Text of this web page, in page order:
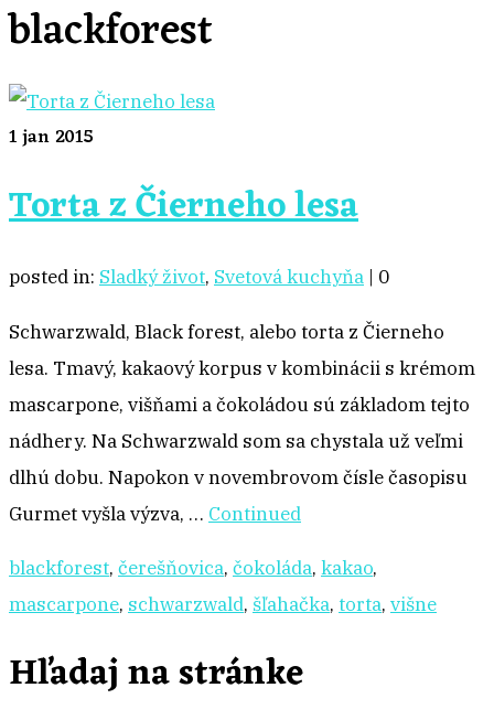
blackforest
1jan 2015
Torta z Čierneho lesa
posted in: Sladký život, Svetová kuchyňa | 0
Schwarzwald, Black forest, alebo torta z Čierneho
lesa. Tmavý, kakaový korpus v kombinácii s krémom
mascarpone, višňami a čokoládou sú základom tejto
nádhery. Na Schwarzwald som sa chystala už veľmi
dlhú dobu. Napokon v novembrovom čísle časopisu
Gurmet vyšla výzva, … Continued
blackforest, čerešňovica, čokoláda, kakao,
mascarpone, schwarzwald, šľahačka, torta, višne
Hľadaj na stránke